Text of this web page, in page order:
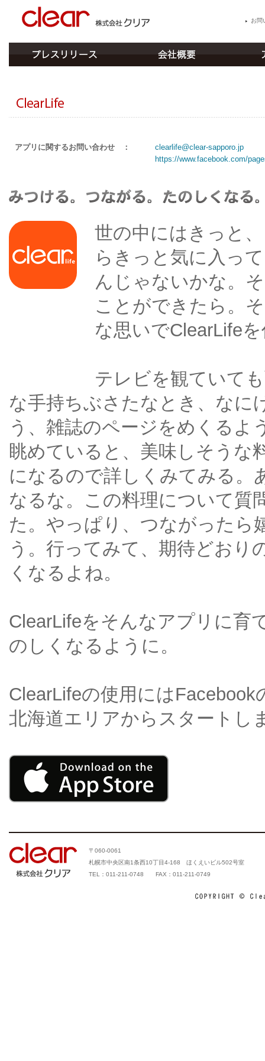
お問
アプリに関するお問い合わせ ：
clearlife@clear-sapporo.jp
https://www.facebook.com/
世の中にはきっと
らきっと気に入っ
んじゃないかな。
ことができたら。
な思いでClearLife
テレビを観ていて
な手持ちぶさたなとき、なに
う、雑誌のページをめくるよ
眺めていると、美味しそうな
になるので詳しくみてみる。
なるな。この料理について質
た。やっぱり、つながったら
う。行ってみて、期待どおり
くなるよね。
ClearLifeをそんなアプリに育
のしくなるように。
ClearLifeの使用には
北海道エリアからスタートし
〒060-0061
札幌市中央区南1条西10丁目4-168 ほくえいビル502号室
TEL：011-211-0748 FAX：011-211-0749